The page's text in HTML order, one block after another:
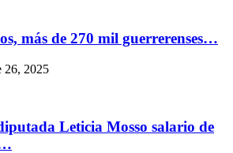
más de 270 mil guerrerenses…
26, 2025
Leticia Mosso salario de